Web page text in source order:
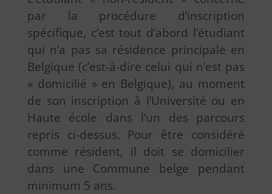
par la procédure d’inscription
spécifique, c’est tout d’abord l’étudiant
qui n’a pas sa résidence principale en
Belgique (c’est-à-dire celui qui n’est pas
« domicilié » en Belgique), au moment
de son inscription à l’Université ou en
Haute école dans l’un des parcours
repris ci-dessus. Pour être considéré
comme résident, il doit se domicilier
dans une Commune belge pendant
minimum 5 ans.